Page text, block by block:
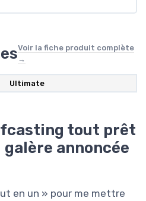
Voir la fiche produit complète
→
‎Ultimate
tout prêt
galère annoncée
en un » pour me mettre